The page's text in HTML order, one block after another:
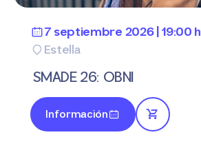
7 septiembre 2026 | 19:00 h
Estella
SMADE 26: OBNI
Información